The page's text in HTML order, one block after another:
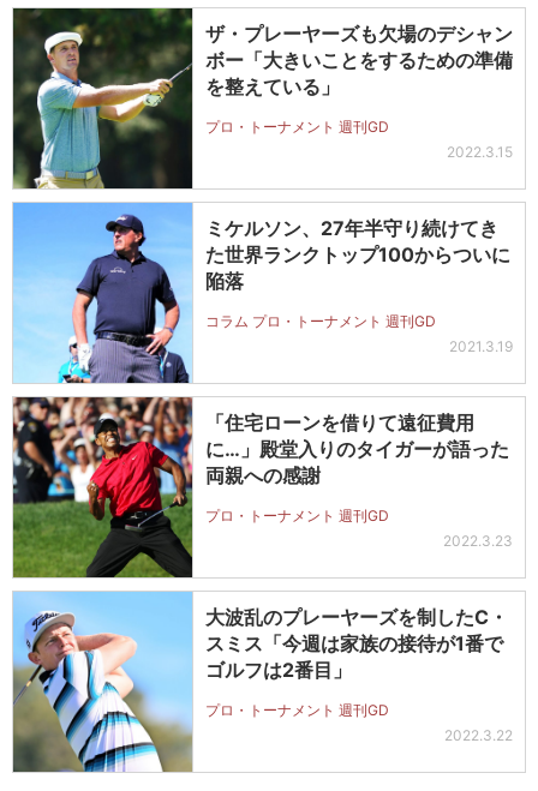
ザ・プレーヤーズも欠場のデシャン
ボー「大きいことをするための準備
を整えている」
プロ・トーナメント 週刊GD
2022.3.15
ミケルソン、27年半守り続けてき
た世界ランクトップ100からついに
陥落
コラム プロ・トーナメント 週刊GD
2021.3.19
「住宅ローンを借りて遠征費用
に…」殿堂入りのタイガーが語った
両親への感謝
プロ・トーナメント 週刊GD
2022.3.23
大波乱のプレーヤーズを制したC・
スミス「今週は家族の接待が1番で
ゴルフは2番目」
プロ・トーナメント 週刊GD
2022.3.22